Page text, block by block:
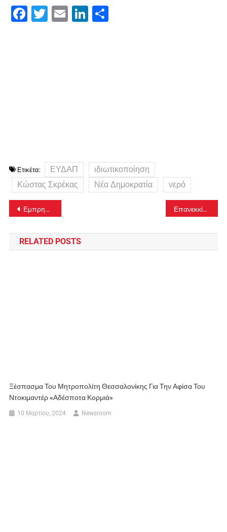
Facebook
Twitter Email LinkedIn
Ετικέτα: ΕΥΔΑΠ
ιδιωτικοποίηση
Κώστας Σκρέκας
Νέα Δημοκρατία νερό
Πλοήγηση
άρθρων
Εμπρησμός σε δύο αυτοκίνητα τα ξημερώματα στη Γλυφάδα Επανεκκίνηση των δρομολογίων σε τρένα και προαστιακό από την Τετάρτη – Τα νέα μέτρα ασφαλείας
RELATED POSTS
Ξέσπασμα Του Μητροπολίτη Θεσσαλονίκης Για Την Αφίσα Του
Ντοκιμαντέρ «Αδέσποτα Κορμιά»
10 Μαρτίου, 2024 Newsroom